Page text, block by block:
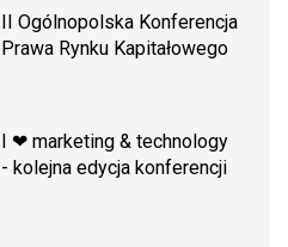
II Ogólnopolska Konferencja
Prawa Rynku Kapitałowego
I ❤ marketing & technology
- kolejna edycja konferencji